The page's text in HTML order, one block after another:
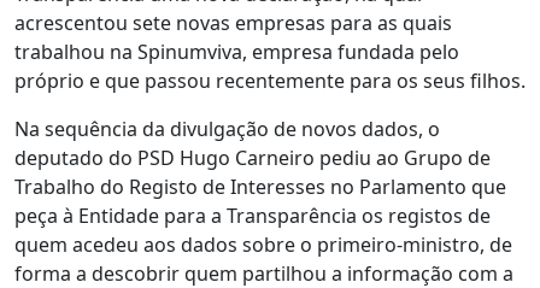
acrescentou sete novas empresas para as quais
trabalhou na Spinumviva, empresa fundada pelo
próprio e que passou recentemente para os seus filhos.
Na sequência da divulgação de novos dados, o
deputado do PSD Hugo Carneiro pediu ao Grupo de
Trabalho do Registo de Interesses no Parlamento que
peça à Entidade para a Transparência os registos de
quem acedeu aos dados sobre o primeiro-ministro, de
forma a descobrir quem partilhou a informação com a